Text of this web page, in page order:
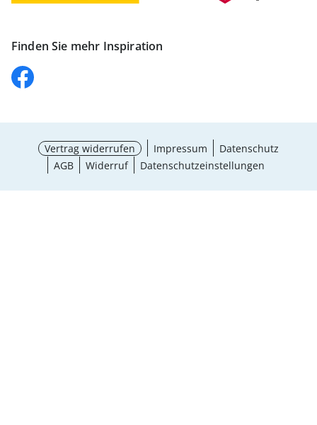
Finden Sie mehr Inspiration
Vertrag widerrufen Impressum
Datenschutz
AGB
Widerruf Datenschutzeinstellungen